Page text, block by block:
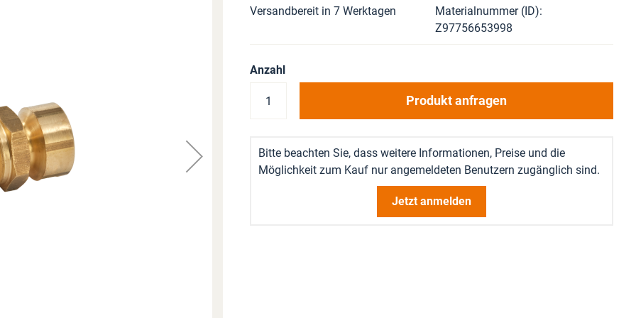
Versandbereit in 7 Werktagen
Materialnummer (ID)
Z97756653998
Anzahl
Produkt anfragen
Bitte beachten Sie, dass weitere Informationen, Preise und die
Möglichkeit zum Kauf nur angemeldeten Benutzern zugänglich sind.
Jetzt anmelden